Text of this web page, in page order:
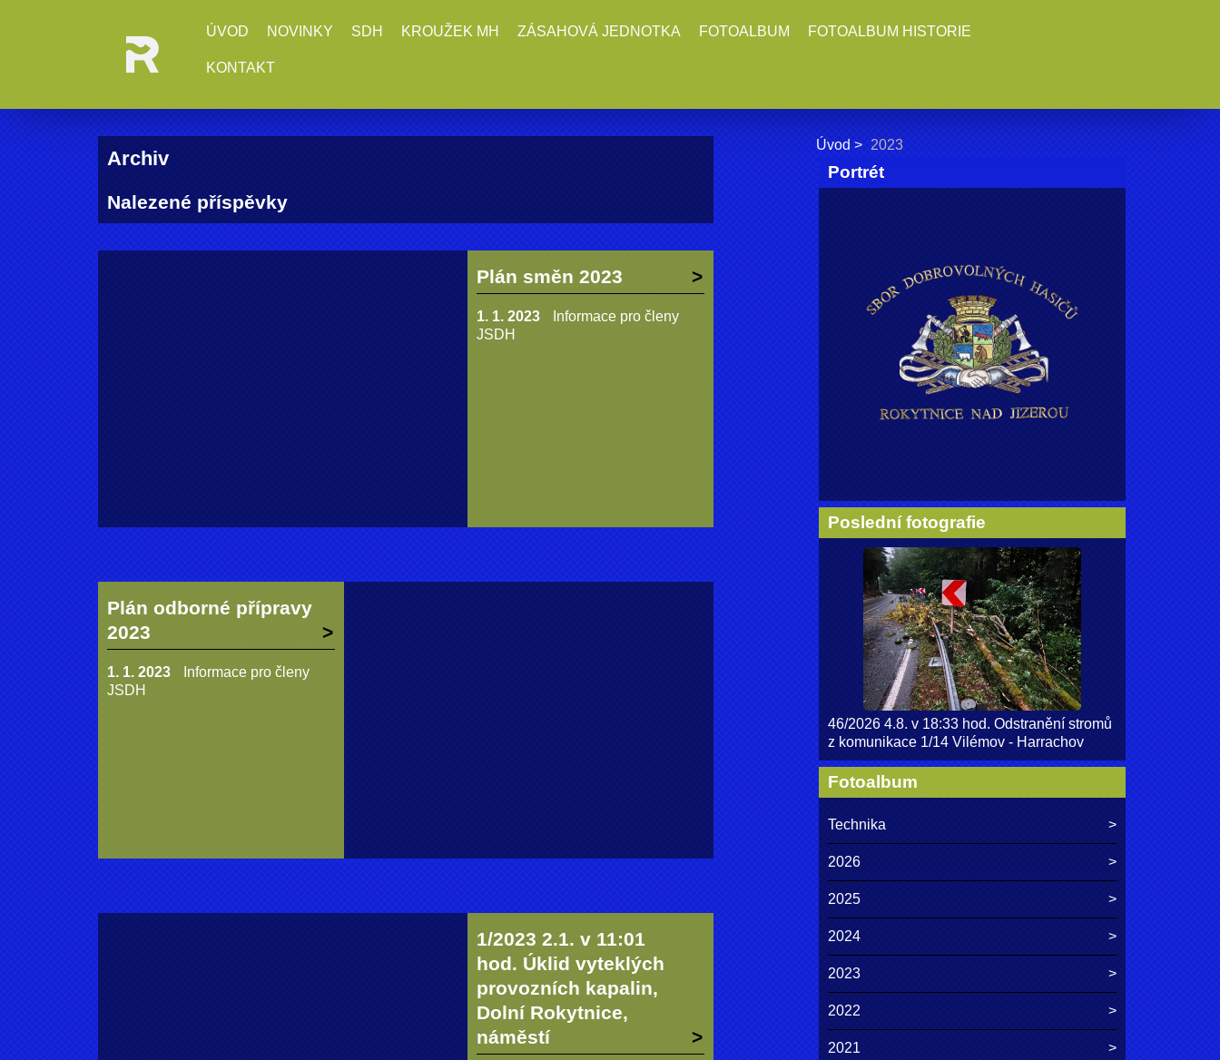
ÚVOD NOVINKY SDH KROUŽEK MH ZÁSAHOVÁ JEDNOTKA FOTOALBUM FOTOALBUM HISTORIE
KONTAKT
Archiv
Nalezené příspěvky
Plán směn 2023
1. 1. 2023
Informace pro členy
JSDH
Plán odborné přípravy
2023
1. 1. 2023
Informace pro členy
JSDH
1/2023 2.1. v 11:01
hod. Úklid vyteklých
provozních kapalin,
Dolní Rokytnice,
náměstí
Úvod 2023
Portrét
Poslední fotografie
46/2026 4.8. v 18:33 hod. Odstranění stromů
z komunikace 1/14 Vilémov - Harrachov
Fotoalbum
Technika
2026
2025
2024
2023
2022
2021